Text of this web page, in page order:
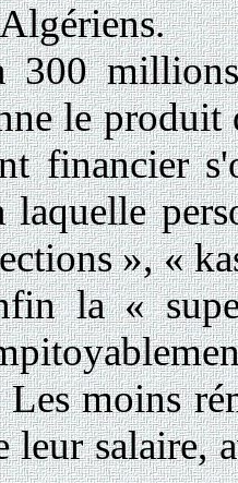
300
le produit
financier
laquelle
», «
la «
moins
leur salaire,